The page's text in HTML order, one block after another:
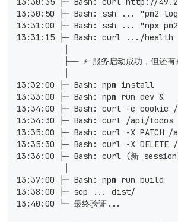
13:30:50 ├─ Bash: ssh ... "pm2
13:31:00 ├─ Bash: ssh ... "npx
13:31:15 ├─ Bash: curl .../
├── ⚡ 服务启动成功，但还有
13:32:00 ├─ Bash: npm install
13:33:00 ├─ Bash: npm run
13:34:00 ├─ Bash: curl -c cookie
13:34:30 ├─ Bash: curl /api/
13:35:00 ├─ Bash: curl -X PATCH
13:35:30 ├─ Bash: curl -X
13:36:00 ├─ Bash: curl (新
13:37:00 ├─ Bash: npm run
13:38:00 ├─ scp ... dist/
13:40:00 └─ 最终验证...